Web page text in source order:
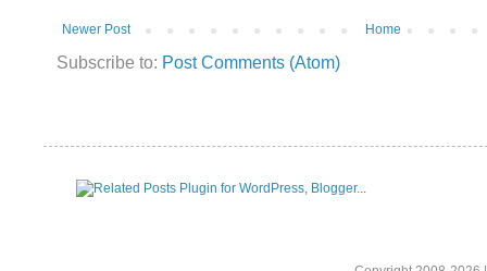
Newer Post Home
Subscribe to: Post Comments (Atom)